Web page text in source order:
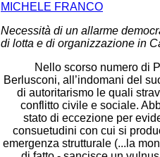
MICHELE FRANCO
Necessità di un allarme
di lotta e di organizzazione in
Nello scorso numero di
Berlusconi, all’indomani del
di autoritarismo le quali
conflitto civile e sociale.
stato di eccezione per
consuetudini con cui si
emergenza strutturale (...la